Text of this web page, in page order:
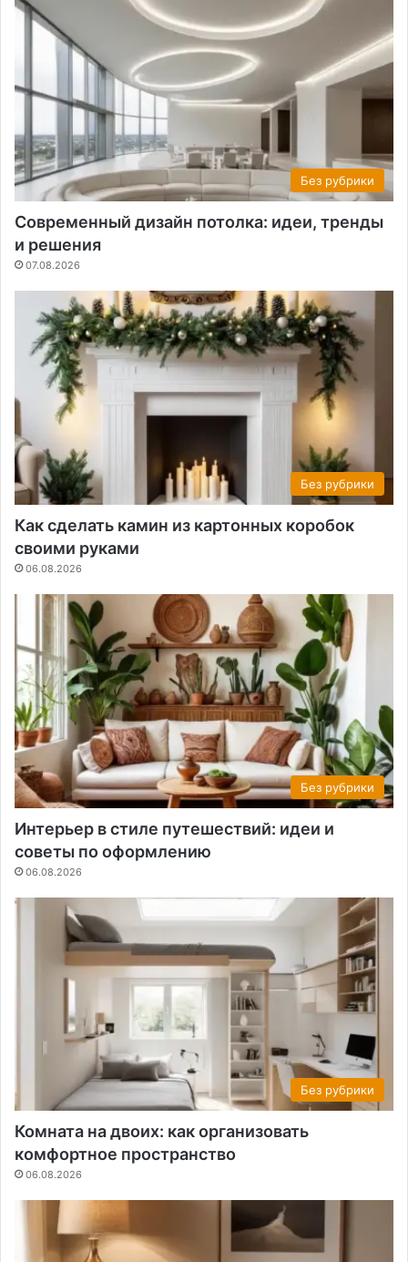
Без рубрики
Современный дизайн потолка: идеи, тренды
и решения
07.08.2026
Без рубрики
Как сделать камин из картонных коробок
своими руками
06.08.2026
Без рубрики
Интерьер в стиле путешествий: идеи и
советы по оформлению
06.08.2026
Без рубрики
Комната на двоих: как организовать
комфортное пространство
06.08.2026